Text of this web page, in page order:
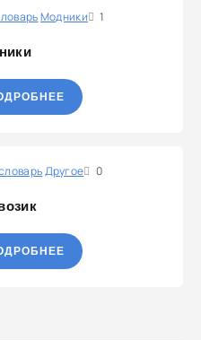
Модники 1
Другое 0